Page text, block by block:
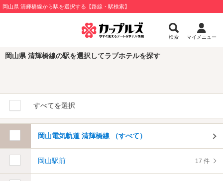
岡山県 清輝橋線から駅を選択する【路線・駅検索】
検索 マイメニュー
岡山県 清輝橋線の駅を選択してラブホテルを探す
すべてを選択
岡山電気軌道 清輝橋線 （すべて）
岡山駅前 17 件